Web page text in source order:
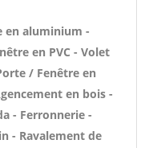
en aluminium -
en PVC - Volet
/ Fenêtre en
en bois -
- Ferronnerie -
- Ravalement de